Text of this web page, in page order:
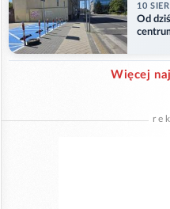
10
Od
Więcej